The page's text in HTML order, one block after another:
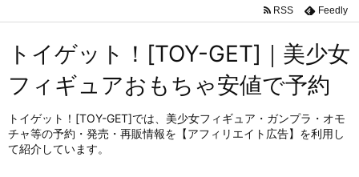
トイゲット！[TOY-GET]｜美少女
フィギュアおもちゃ安値で予約
トイゲット！[TOY-GET]では、美少女フィギュア・ガンプラ・オモ
チャ等の予約・発売・再販情報を【アフィリエイト広告】を利用し
て紹介しています。
RSS Feedly